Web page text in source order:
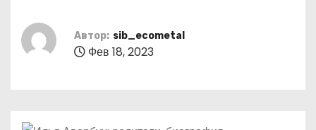
Автор: sib_ecometal
Фев 18, 2023